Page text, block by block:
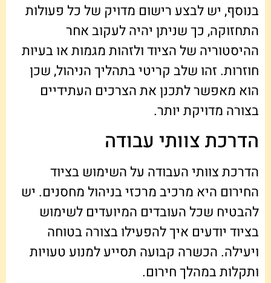
בנוסף, יש לבצע רישום מדויק של כל פעולות
התחזוקה, כך שניתן יהיה לעקוב אחר
ההיסטוריה של הציוד ולזהות מגמות או בעיות
חוזרות. זהו שלב קריטי בתהליך הניהול, שכן
הוא מאפשר לתכנן את הצרכים העתידיים
בצורה מדויקת יותר.
הדרכת צוותי עבודה
הדרכת צוותי העבודה על השימוש בציוד
החירום היא מרכיב מרכזי בניהול מחסנים. יש
להבטיח שכל העובדים המיועדים לשימוש
בציוד יודעים איך להפעילו בצורה בטוחה
ויעילה. הכשרה קבועה תסייע למנוע טעויות
ותקלות במהלך חירום.